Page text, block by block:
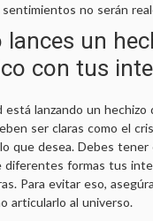
no serán
lances un
con tus
lanzando un hechizo
ser claras como el
que desea. Debes
formas tus
Para evitar eso,
articularlo al universo.